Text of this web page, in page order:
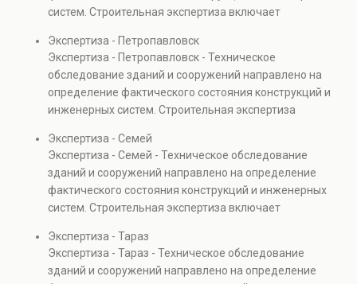
технических проверках.
систем. Строительная экспертиза включает
элементов и оценку эксплуатационной безопасности.
Услуга востребована при покупке недвижимости,
капитальном ремонте и реконструкции объектов, а
также при судебных разбирательствах и технических
проверках.
Экспертиза - Петропавловск
Экспертиза - Петропавловск - Техническое
обследование зданий и сооружений направлено на
определение фактического состояния конструкций и
инженерных систем. Строительная экспертиза
прочности элементов и оценку эксплуатационной
безопасности. Услуга востребована при покупке
недвижимости, капитальном ремонте и реконструкции
объектов, а также при судебных разбирательствах и
технических проверках.
Экспертиза - Семей
Экспертиза - Семей - Техническое обследование
зданий и сооружений направлено на определение
фактического состояния конструкций и инженерных
систем. Строительная экспертиза включает
элементов и оценку эксплуатационной безопасности.
Услуга востребована при покупке недвижимости,
капитальном ремонте и реконструкции объектов, а
Экспертиза - Тараз
Экспертиза - Тараз - Техническое обследование
зданий и сооружений направлено на определение